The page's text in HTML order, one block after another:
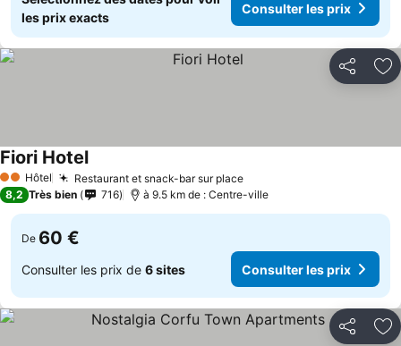
les prix exacts
Consulter les prix
Partager
2 Étoiles
Hôtel Restaurant et snack-bar sur placeConsulter les prix
Fiori HotelConsulter les prix
8,2 Très bien 716 à 9.5 km de : Centre-ville
De 60 €
Consulter les prix de 6 sites Consulter les prix
Partager